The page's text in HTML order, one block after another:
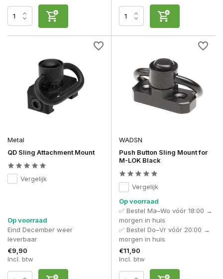
Metal
QD Sling Attachment Mount
Vergelijk
Op voorraad
Eind December weer
leverbaar
€9,90
Incl. btw
WADSN
Push Button Sling Mount for
M-LOK Black
Vergelijk
Op voorraad
✅ Bestel Ma–Wo vóór 18:00 →
morgen in huis
✅ Bestel Do–Vr vóór 20:00 →
morgen in huis
€11,90
Incl. btw